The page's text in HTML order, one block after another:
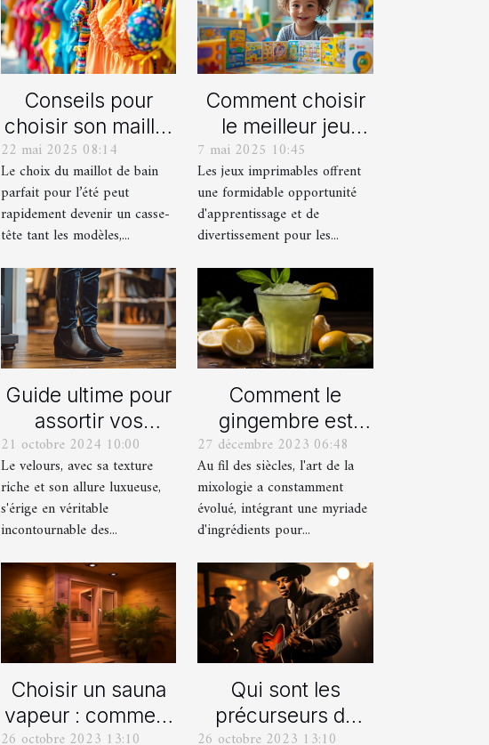
Conseils pour
choisir son maillot
de bain idéal pour
l'été
22 mai 2025 08:14
Le choix du maillot de bain
parfait pour l’été peut
rapidement devenir un casse-
tête tant les modèles,...
Comment choisir
le meilleur jeu
imprimable pour
votre enfant
7 mai 2025 10:45
Les jeux imprimables offrent
une formidable opportunité
d'apprentissage et de
divertissement pour les...
Guide ultime pour
assortir vos
chaussures avec
des pantalons en
velours
21 octobre 2024 10:00
Le velours, avec sa texture
riche et son allure luxueuse,
s'érige en véritable
incontournable des...
Comment le
gingembre est
devenu un
ingrédient clé
dans la mixologie
moderne
27 décembre 2023 06:48
Au fil des siècles, l'art de la
mixologie a constamment
évolué, intégrant une myriade
d'ingrédients pour...
Choisir un sauna
vapeur : comment
26 octobre 2023 13:10
Qui sont les
précurseurs du
26 octobre 2023 13:10